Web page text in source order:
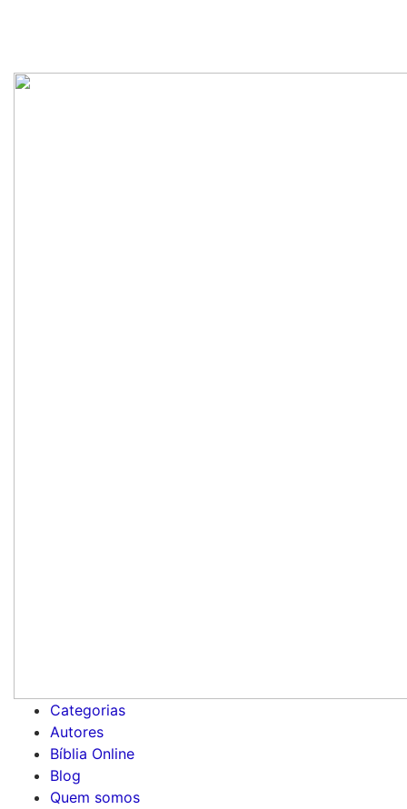
Categorias
Autores
Bíblia Online
Blog
Quem somos